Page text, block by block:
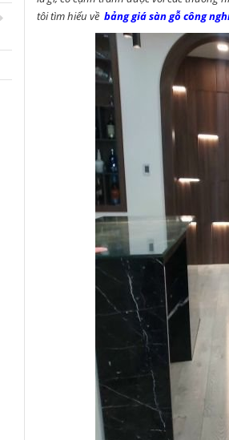
tôi tìm hiểu về bảng giá sàn gỗ công